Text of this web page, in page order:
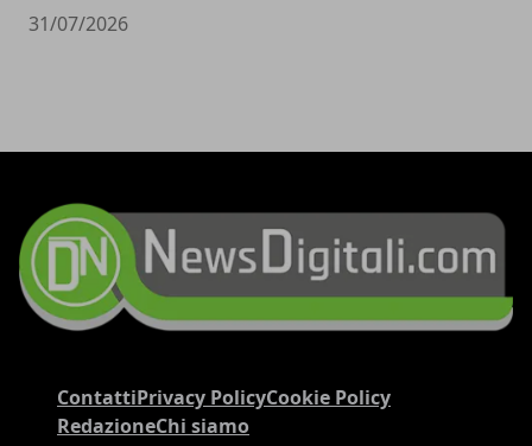
31/07/2026
ContattiPrivacy PolicyCookie Policy
RedazioneChi siamo